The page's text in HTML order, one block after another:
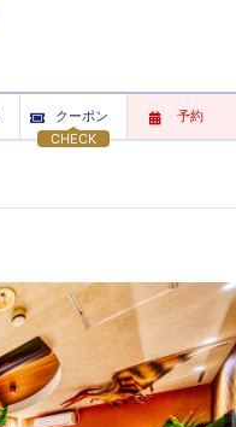
CHECK
クーポン 予約